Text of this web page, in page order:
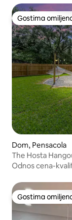
Gostima
Gostima
Dom, Pensacola
The Hosta
Odnos cena-
Gostima
Gostima